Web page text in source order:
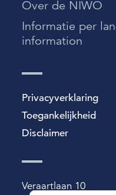
Over deze website
Over de NIWO
Informatie per
information
Privacyverklaring
Toegankelijkheid
Disclaimer
Veraartlaan 10